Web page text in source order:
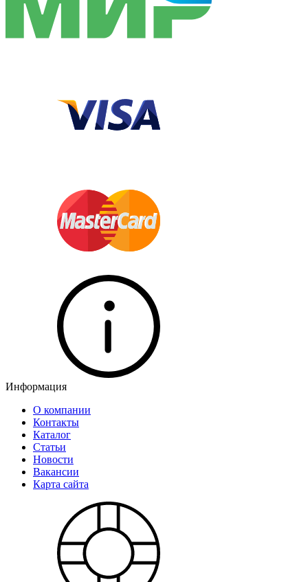
Информация
О компании
Контакты
Каталог
Статьи
Новости
Вакансии
Карта сайта